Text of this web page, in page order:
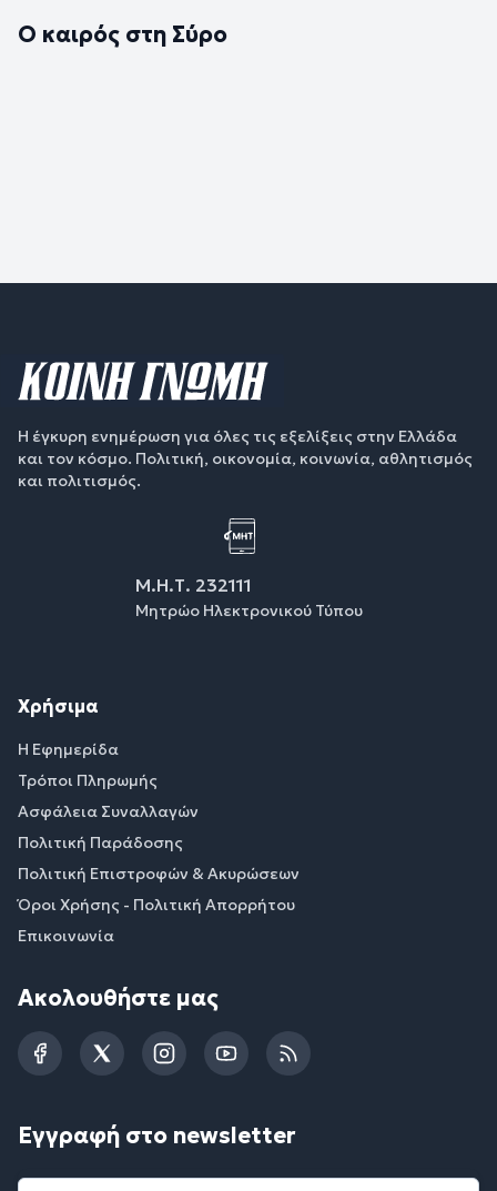
Ο καιρός στη Σύρο
Η έγκυρη ενημέρωση για όλες τις εξελίξεις στην Ελλάδα
και τον κόσμο. Πολιτική, οικονομία, κοινωνία, αθλητισμός
και πολιτισμός.
Μ.Η.Τ. 232111
Μητρώο Ηλεκτρονικού Τύπου
Χρήσιμα
Η Εφημερίδα
Τρόποι Πληρωμής
Ασφάλεια Συναλλαγών
Πολιτική Παράδοσης
Πολιτική Επιστροφών & Ακυρώσεων
Όροι Χρήσης - Πολιτική Απορρήτου
Επικοινωνία
Ακολουθήστε μας
FacebookTwitterInstagramYouTubeRSS
Εγγραφή στο newsletter